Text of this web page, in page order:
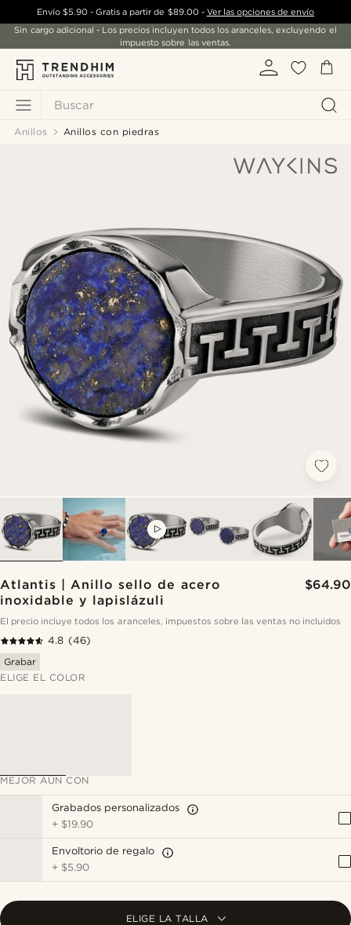
Buscar
Envío $5.90- Gratis a partir de $89.00- Ver las opciones de envío
Sin cargo adicional - Los precios incluyen todos los aranceles, excluyendo el
impuesto sobre las ventas.
Anillos Anillos con piedras
Atlantis | Anillo sello de acero
inoxidable y lapislázuli
$64.90
El precio incluye todos los aranceles, impuestos sobre las ventas no incluidos
4.8 (46)
Grabar
ELIGE EL COLOR
MEJOR AÚN CON
Grabados personalizados
+ $19.90
Envoltorio de regalo
+ $5.90
ELIGE LA TALLA